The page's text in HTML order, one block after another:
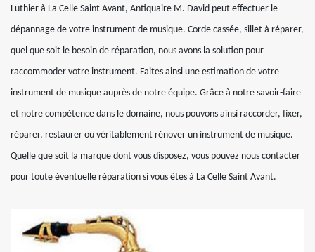
Luthier à La Celle Saint Avant, Antiquaire M. David peut effectuer le
dépannage de votre instrument de musique. Corde cassée, sillet à réparer,
quel que soit le besoin de réparation, nous avons la solution pour
raccommoder votre instrument. Faites ainsi une estimation de votre
instrument de musique auprès de notre équipe. Grâce à notre savoir-faire
et notre compétence dans le domaine, nous pouvons ainsi raccorder, fixer,
réparer, restaurer ou véritablement rénover un instrument de musique.
Quelle que soit la marque dont vous disposez, vous pouvez nous contacter
pour toute éventuelle réparation si vous êtes à La Celle Saint Avant.